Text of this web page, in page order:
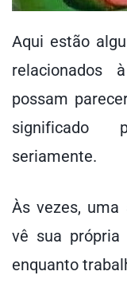
Aqui estão
relacionados
possam
significado
seriamente.
Às vezes, uma
vê sua
enquanto